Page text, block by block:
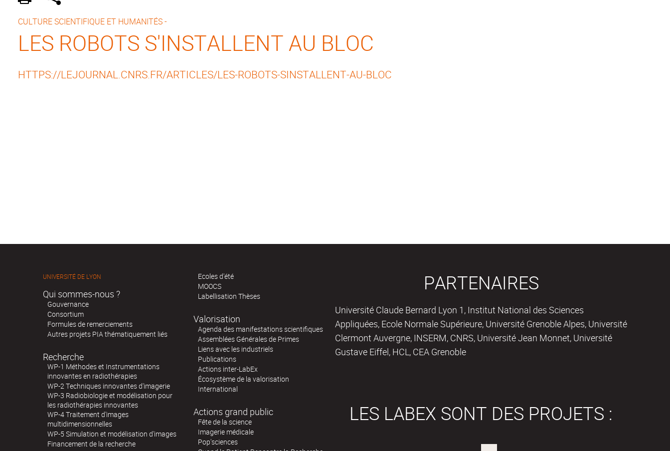
CULTURE SCIENTIFIQUE ET HUMANITÉS -
LES ROBOTS S'INSTALLENT AU BLOC
HTTPS://LEJOURNAL.CNRS.FR/ARTICLES/LES-ROBOTS-SINSTALLENT-AU-BLOC
UNIVERSITÉ DE LYON
Qui sommes-nous ?
Gouvernance
Consortium
Formules de remerciements
Autres projets PIA thématiquement liés
Recherche
WP-1 Méthodes et Instrumentations
innovantes en radiothérapies
WP-2 Techniques innovantes d'imagerie
WP-3 Radiobiologie et modélisation pour
les radiothérapies innovantes
WP-4 Traitement d'images
multidimensionnelles
WP-5 Simulation et modélisation d'images
Financement de la recherche
Ecoles d'été
MOOCS
Labellisation Thèses
Valorisation
Agenda des manifestations scientifiques
Assemblées Générales de Primes
Liens avec les industriels
Publications
Actions inter-LabEx
Écosystème de la valorisation
International
Actions grand public
Fête de la science
Imagerie médicale
Pop'sciences
PARTENAIRES
Université Claude Bernard Lyon 1, Institut National des Sciences
Appliquées, Ecole Normale Supérieure, Université Grenoble Alpes, Université
Clermont Auvergne, INSERM, CNRS, Université Jean Monnet, Université
Gustave Eiffel, HCL, CEA Grenoble
LES LABEX SONT DES PROJETS :